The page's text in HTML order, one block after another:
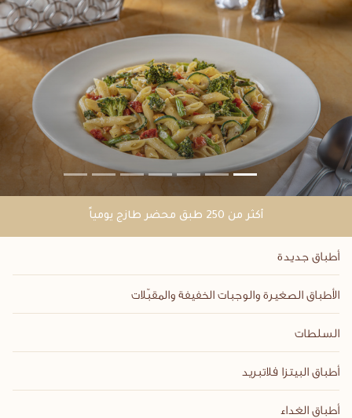
أكثر من 250 طبق محضر طازج يومياً
أطباق جديدة
الأطباق الصغيرة والوجبات الخفيفة والمقبّلات
السلطات
أطباق البيتزا فلاتبريد
أطباق الغداء